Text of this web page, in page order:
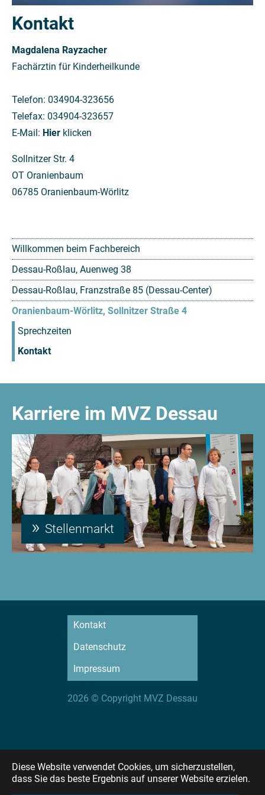
Diese Website verwendet Cookies, um sicherzustellen,
dass Sie das beste Ergebnis auf unserer Website erzielen.
Willkommen beim Fachbereich
Dessau-Roßlau, Auenweg 38
Dessau-Roßlau, Franzstraße 85 (Dessau-Center)
Oranienbaum-Wörlitz, Sollnitzer Straße 4
Sprechzeiten
Kontakt
Kontakt
Magdalena Rayzacher
Fachärztin für Kinderheilkunde
Telefon: 034904-323656
Telefax: 034904-323657
E-Mail: Hier klicken
Sollnitzer Str. 4
OT Oranienbaum
06785 Oranienbaum-Wörlitz
Karriere im MVZ Dessau
Stellenmarkt
Kontakt
Datenschutz
Impressum
2026 © Copyright MVZ Dessau